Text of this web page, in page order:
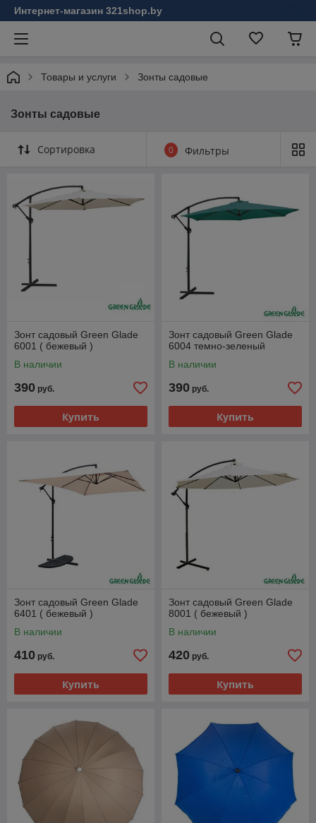
Интернет-магазин 321shop.by
Товары и услуги Зонты садовые
Зонты садовые
Сортировка 0 Фильтры
Зонт садовый Green Glade
6001 ( бежевый )
В наличии
390 руб.
Купить
Зонт садовый Green Glade
6004 темно-зеленый
В наличии
390 руб.
Купить
Зонт садовый Green Glade
6401 ( бежевый )
В наличии
410 руб.
Купить
Зонт садовый Green Glade
8001 ( бежевый )
В наличии
420 руб.
Купить